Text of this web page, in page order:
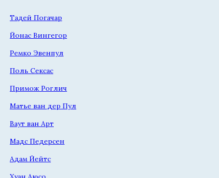
Тадей Погачар
Йонас Вингегор
Ремко Эвенпул
Поль Сексас
Примож Роглич
Матье ван дер Пул
Ваут ван Арт
Мадс Педерсен
Адам Йейтс